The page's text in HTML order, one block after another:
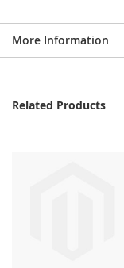
More Information
Related Products